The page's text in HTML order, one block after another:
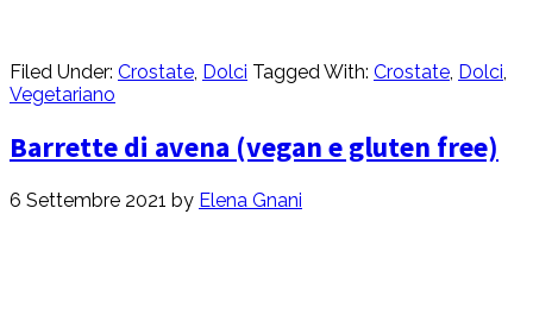
Filed Under: Crostate Dolci Tagged With: Crostate Dolci
Vegetariano
Barrette di avena (vegan e gluten free)
6 Settembre 2021 by Elena Gnani